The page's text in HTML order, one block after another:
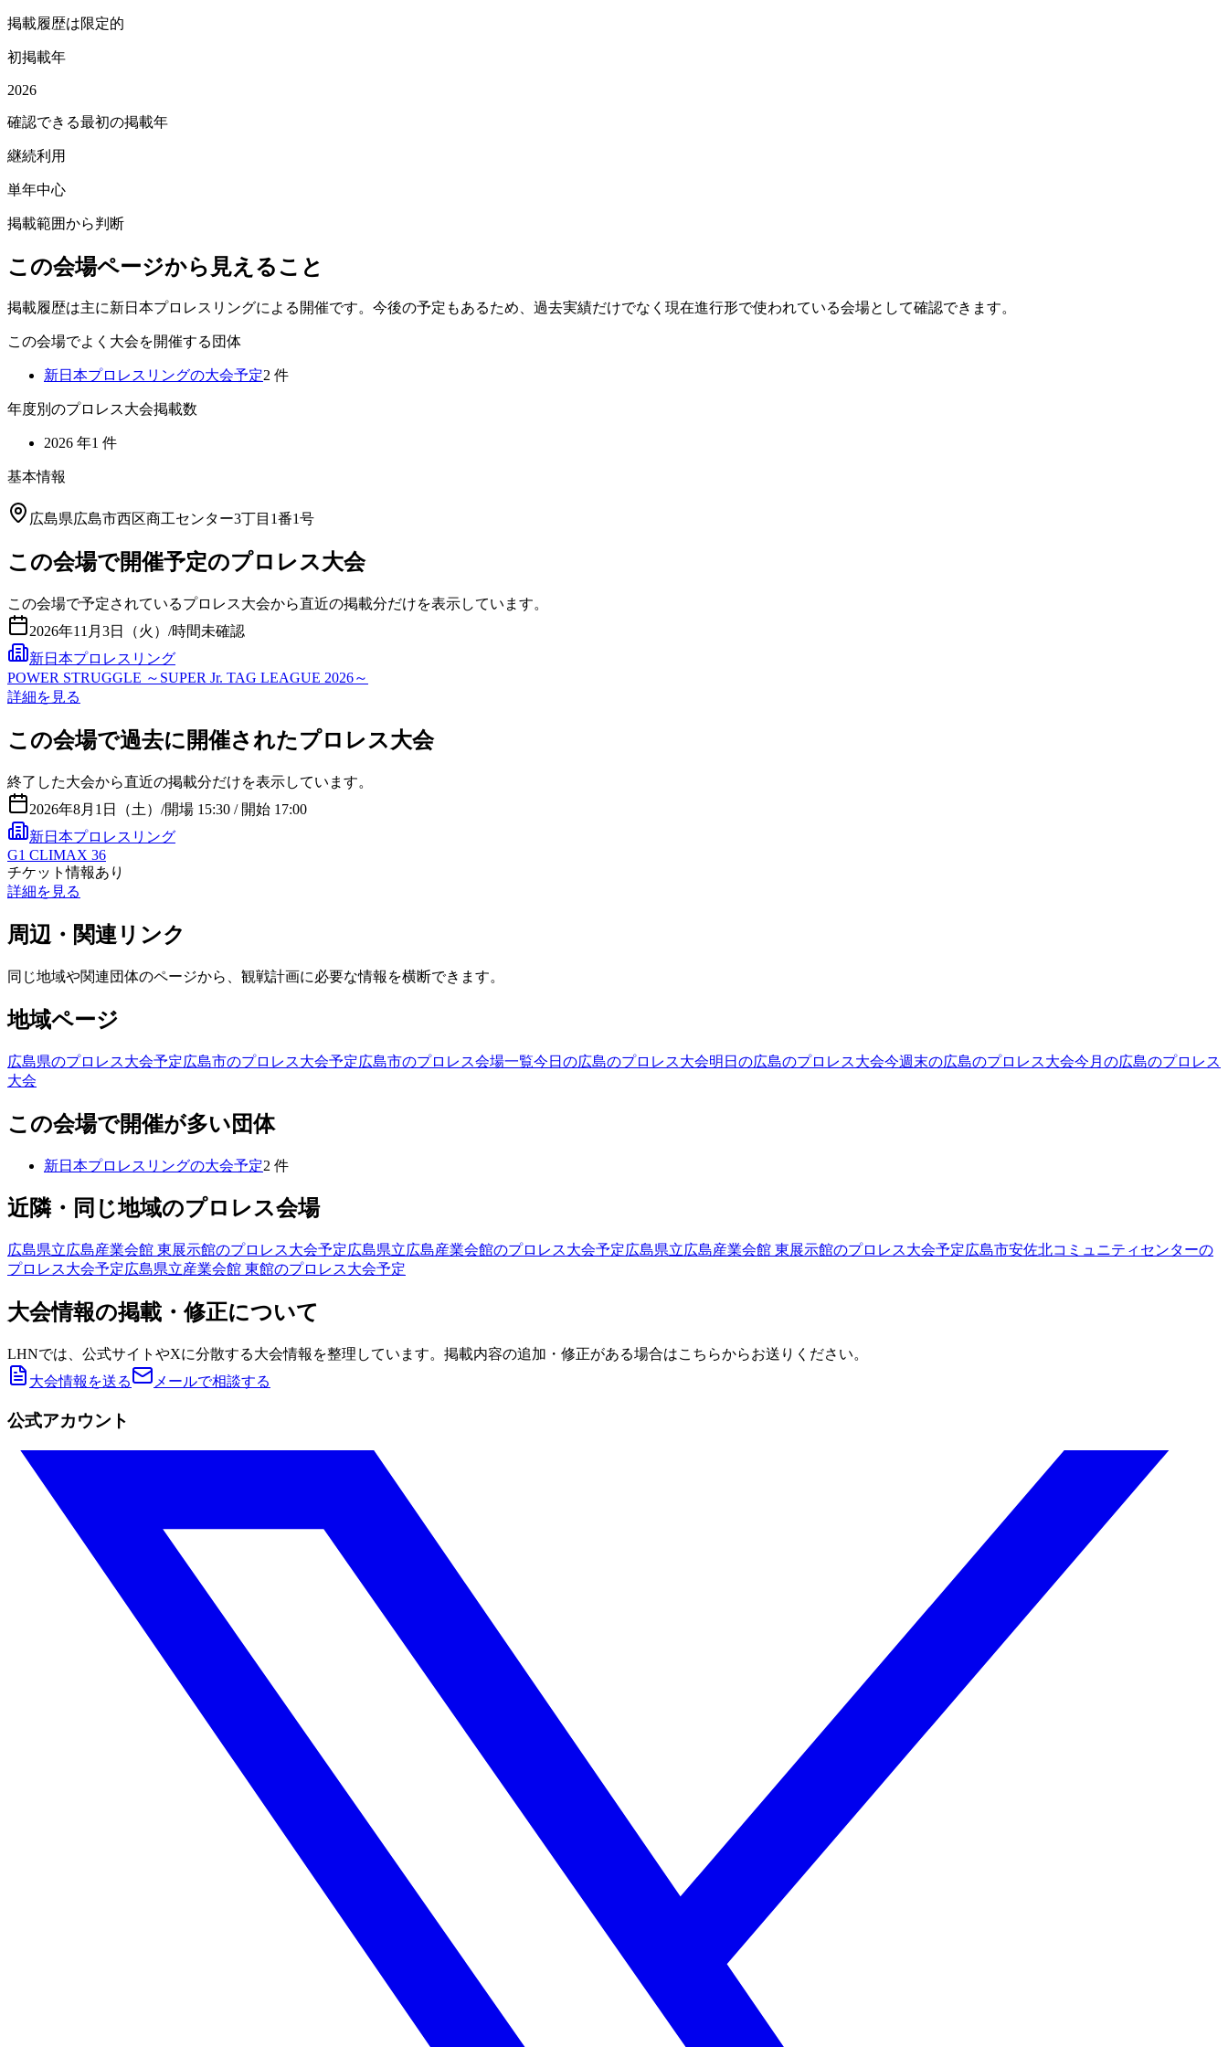
掲載履歴は限定的
初掲載年
2026
確認できる最初の掲載年
継続利用
単年中心
掲載範囲から判断
この会場ページから見えること
掲載履歴は主に新日本プロレスリングによる開催です。今後の予定もあるため、過去実績だけでなく現在進行形で使われている会場として確認できます。
この会場でよく大会を開催する団体
新日本プロレスリングの大会予定2 件
年度別のプロレス大会掲載数
2026 年1 件
基本情報
広島県広島市西区商工センター3丁目1番1号
この会場で開催予定のプロレス大会
この会場で予定されているプロレス大会から直近の掲載分だけを表示しています。
2026年11月3日（火） /時間未確認
新日本プロレスリング
POWER STRUGGLE ～SUPER Jr. TAG LEAGUE 2026～
詳細を見る
この会場で過去に開催されたプロレス大会
終了した大会から直近の掲載分だけを表示しています。
2026年8月1日（土） /開場 15:30 / 開始 17:00
新日本プロレスリング
G1 CLIMAX 36
チケット情報あり
詳細を見る
周辺・関連リンク
同じ地域や関連団体のページから、観戦計画に必要な情報を横断できます。
地域ページ
広島県のプロレス大会予定広島市のプロレス大会予定広島市のプロレス会場一覧今日の広島のプロレス大会明日の広島のプロレス大会今週末の広島のプロレス大会今月の広島のプロレス
大会
この会場で開催が多い団体
新日本プロレスリングの大会予定2 件
近隣・同じ地域のプロレス会場
広島県立広島産業会館 東展示館のプロレス大会予定広島県立広島産業会館のプロレス大会予定広島県立広島産業会館 東展示館のプロレス大会予定広島市安佐北コミュニティセンターの
プロレス大会予定広島県立産業会館 東館のプロレス大会予定
大会情報の掲載・修正について
LHNでは、公式サイトやXに分散する大会情報を整理しています。掲載内容の追加・修正がある場合はこちらからお送りください。
大会情報を送る
メールで相談する
公式アカウント